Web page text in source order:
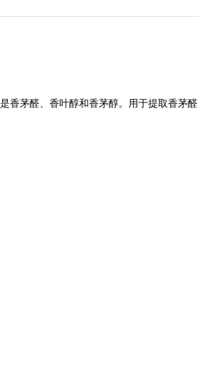
香茅醛、香叶醇和香茅醇。用于提取香茅